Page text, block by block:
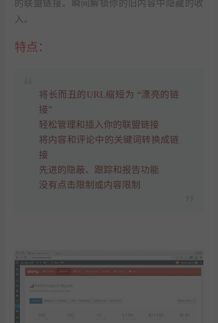
的联盟链接。瞬间解锁你的旧内容中隐藏的收
入。
特点：
将长而丑的URL缩短为 “漂亮的链
接”
轻松管理和插入你的联盟链接
将内容和评论中的关键词转换成链
接
先进的隐蔽、跟踪和报告功能
没有点击限制或内容限制